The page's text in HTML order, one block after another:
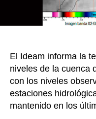
El Ideam informa la
niveles de la cuenca
con los niveles
estaciones
mantenido en los